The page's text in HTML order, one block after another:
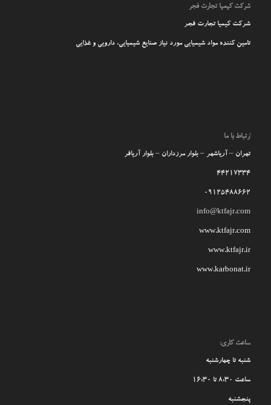
شرکت کیمیا تجارت فجر
شرکت کیمیا تجارت فجر
تامین کننده مواد شیمیایی مورد نیاز صنایع شیمیایی، دارویی و غذایی
ارتباط با ما
تهران – آریاشهر – بلوار مرزداران – بلوار آریافر
44217334
09125488662
info@ktfajr.com
www.ktfajr.com
www.ktfajr.ir
www.karbonat.ir
ساعت کاری:
شنبه تا چهارشنبه
ساعت 8:30 تا 16:30
پنجشنبه